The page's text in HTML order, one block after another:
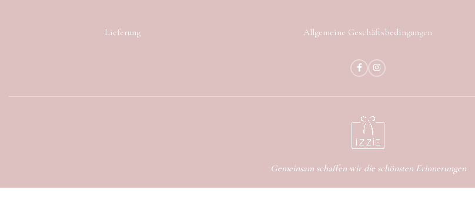
Lieferung Allgemeine Geschäftsbedingungen
Gemeinsam schaffen wir die schönsten Erinnerungen